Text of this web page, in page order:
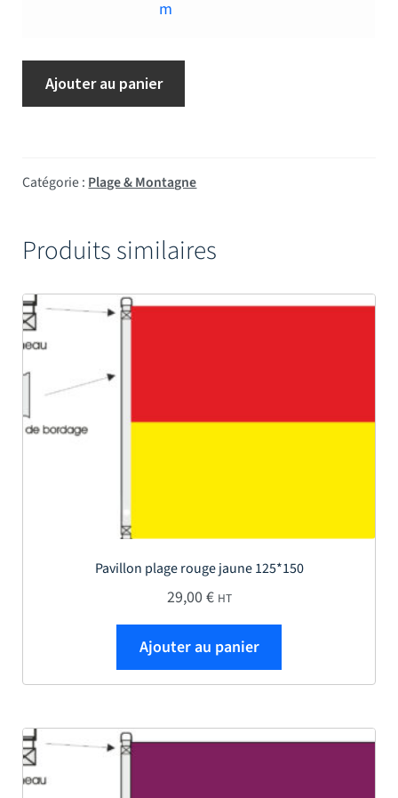
m
Ajouter au panier
Catégorie : Plage & Montagne
Produits similaires
Pavillon plage rouge jaune 125*150
29,00€ HT
Ajouter au panier